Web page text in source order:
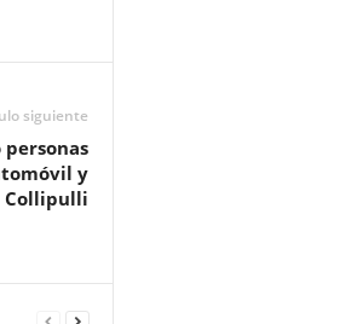
siguiente
y
Collipulli